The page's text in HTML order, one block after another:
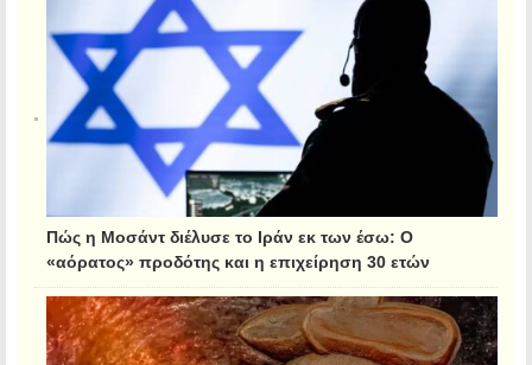
Πώς η Μοσάντ διέλυσε το Ιράν εκ των έσω: Ο
«αόρατος» προδότης και η επιχείρηση 30 ετών